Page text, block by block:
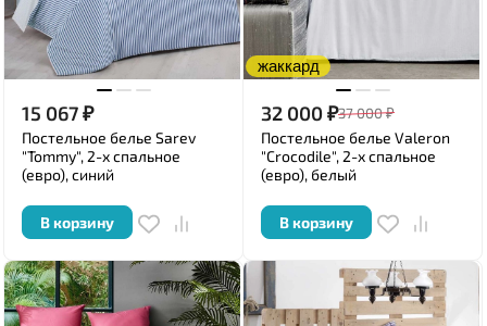
15 067₽
Постельное белье Sarev
"Tommy", 2-х спальное
(евро), синий
В корзину
жаккард
32 000₽37 000₽
Постельное белье Valeron
"Crocodile", 2-х спальное
(евро), белый
В корзину